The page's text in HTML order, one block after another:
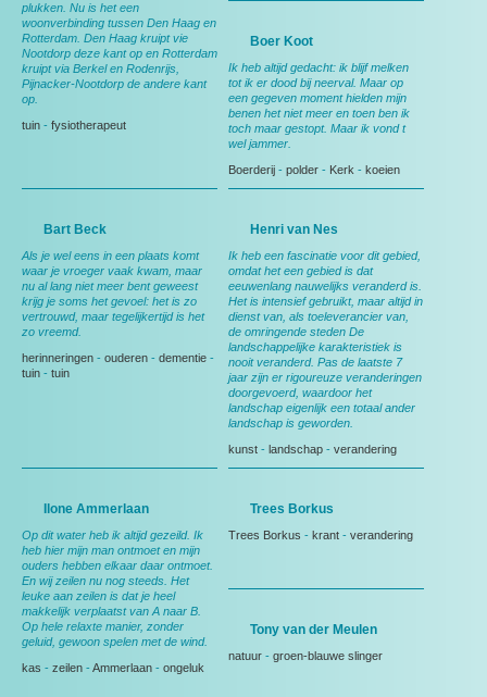
plukken. Nu is het een
woonverbinding tussen Den Haag en
Rotterdam. Den Haag kruipt vie
Nootdorp deze kant op en Rotterdam
kruipt via Berkel en Rodenrijs,
Pijnacker-Nootdorp de andere kant
op.
tuin - fysiotherapeut
Boer Koot
Ik heb altijd gedacht: ik blijf melken
tot ik er dood bij neerval. Maar op
een gegeven moment hielden mijn
benen het niet meer en toen ben ik
toch maar gestopt. Maar ik vond t
wel jammer.
Boerderij - polder - Kerk - koeien
Bart Beck
Als je wel eens in een plaats komt
waar je vroeger vaak kwam, maar
nu al lang niet meer bent geweest
krijg je soms het gevoel: het is zo
vertrouwd, maar tegelijkertijd is het
zo vreemd.
herinneringen - ouderen - dementie -
tuin - tuin
Henri van Nes
Ik heb een fascinatie voor dit gebied,
omdat het een gebied is dat
eeuwenlang nauwelijks veranderd is.
Het is intensief gebruikt, maar altijd in
dienst van, als toeleverancier van,
de omringende steden De
landschappelijke karakteristiek is
nooit veranderd. Pas de laatste 7
jaar zijn er rigoureuze veranderingen
doorgevoerd, waardoor het
landschap eigenlijk een totaal ander
landschap is geworden.
kunst - landschap - verandering
Ilone Ammerlaan
Op dit water heb ik altijd gezeild. Ik
heb hier mijn man ontmoet en mijn
ouders hebben elkaar daar ontmoet.
En wij zeilen nu nog steeds. Het
leuke aan zeilen is dat je heel
makkelijk verplaatst van A naar B.
Op hele relaxte manier, zonder
geluid, gewoon spelen met de wind.
kas - zeilen - Ammerlaan - ongeluk
Trees Borkus
Trees Borkus - krant - verandering
Tony van der Meulen
natuur - groen-blauwe slinger